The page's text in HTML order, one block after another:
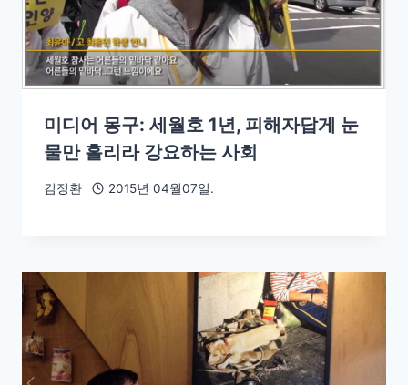
미디어 몽구: 세월호 1년, 피해자답게 눈
물만 흘리라 강요하는 사회
김정환 2015년 04월07일.